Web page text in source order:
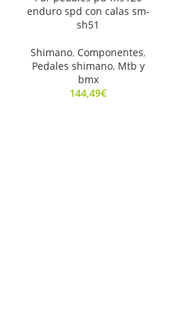
enduro spd con calas sm-
sh51
Shimano, Componentes,
Pedales shimano, Mtb y
bmx
144,49€